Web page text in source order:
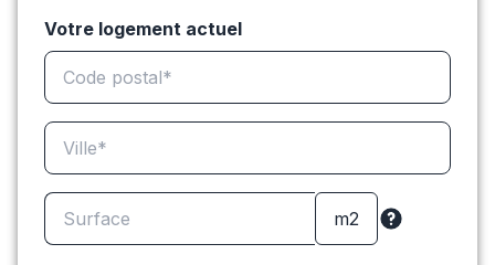
Votre logement actuel